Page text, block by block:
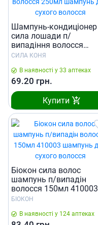
Шампунь-кондицiонер
сила лошади п/
випадiння волосся
250мл
СИЛА КОНЯ
В наявності у 33 аптеках
69.20 грн.
Купити
Біокон сила волос
шампунь п/випадін
волосся 150мл 410003
БІОКОН
В наявності у 124 аптеках